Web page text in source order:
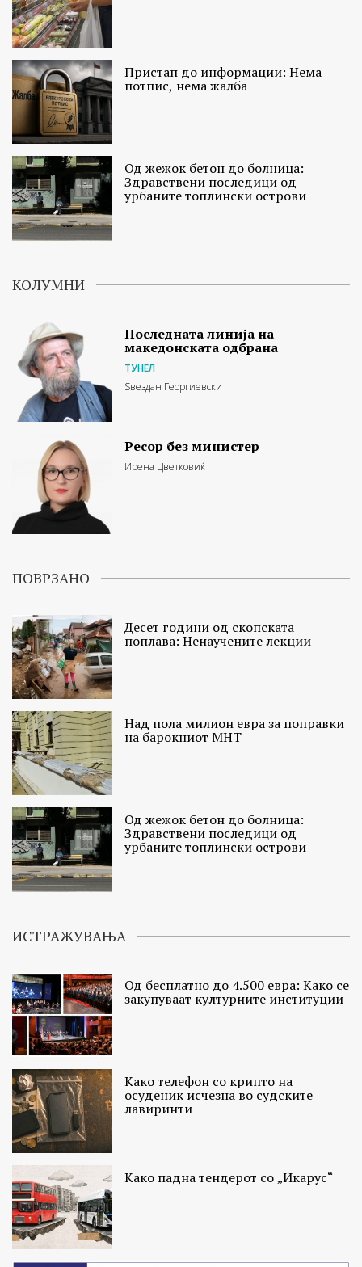
Пристап до информации: Нема
потпис, нема жалба
Од жежок бетон до болница:
Здравствени последици од
урбаните топлински острови
КОЛУМНИ
Последната линија на
македонската одбрана
ТУНЕЛ
Ѕвездан Георгиевски
Ресор без министер
Ирена Цветковиќ
ПОВРЗАНО
Десет години од скопската
поплава: Ненаучените лекции
Над пола милион евра за поправки
на барокниот МНТ
Од жежок бетон до болница:
Здравствени последици од
урбаните топлински острови
ИСТРАЖУВАЊА
Од бесплатно до 4.500 евра: Како се
закупуваат културните институции
Како телефон со крипто на
осуденик исчезна во судските
лавиринти
Како падна тендерот со „Икарус“